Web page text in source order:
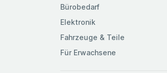
Bürobedarf
Elektronik
Fahrzeuge & Teile
Für Erwachsene